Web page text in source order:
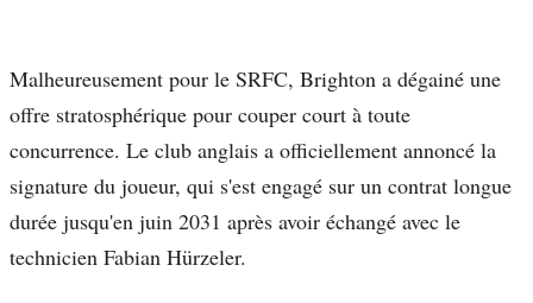
Malheureusement pour le SRFC, Brighton a dégainé une
offre stratosphérique pour couper court à toute
concurrence. Le club anglais a officiellement annoncé la
signature du joueur, qui s'est engagé sur un contrat longue
durée jusqu'en juin 2031 après avoir échangé avec le
technicien Fabian Hürzeler.